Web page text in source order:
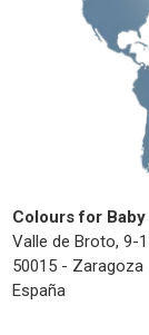
Colours for
Valle de Broto, 9-
50015 - Zaragoza
España